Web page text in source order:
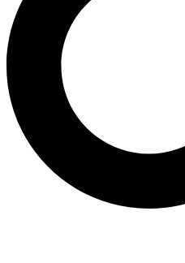
Hacklink panel
Hacklink panel
Hacklink panel
Hacklink panel
Hacklink panel
Hacklink
Hacklink panel